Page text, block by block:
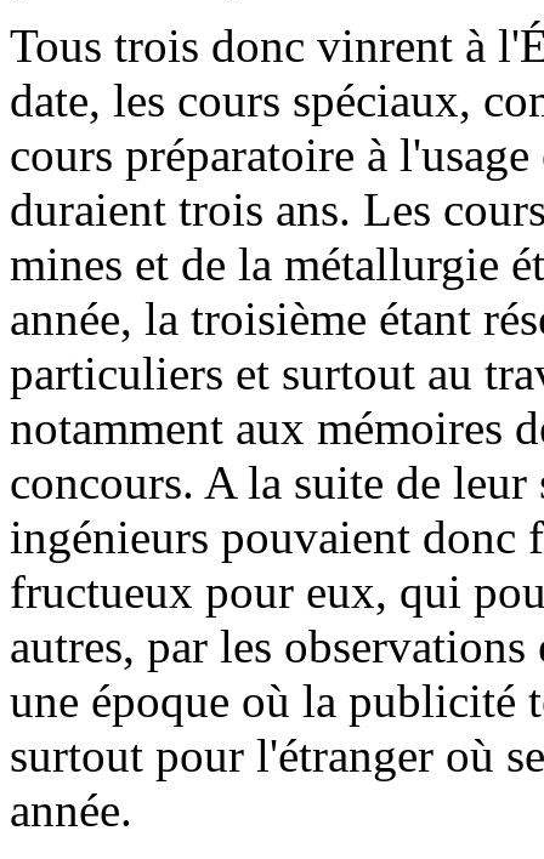
Tous trois donc vinrent à
date, les cours spéciaux,
cours préparatoire à
duraient trois ans. Les
mines et de la métallurgie
année, la troisième étant
particuliers et surtout au
notamment aux mémoires
concours. A la suite de leur
ingénieurs pouvaient donc
fructueux pour eux, qui
autres, par les
une époque où la publicité
surtout pour l'étranger où
année.